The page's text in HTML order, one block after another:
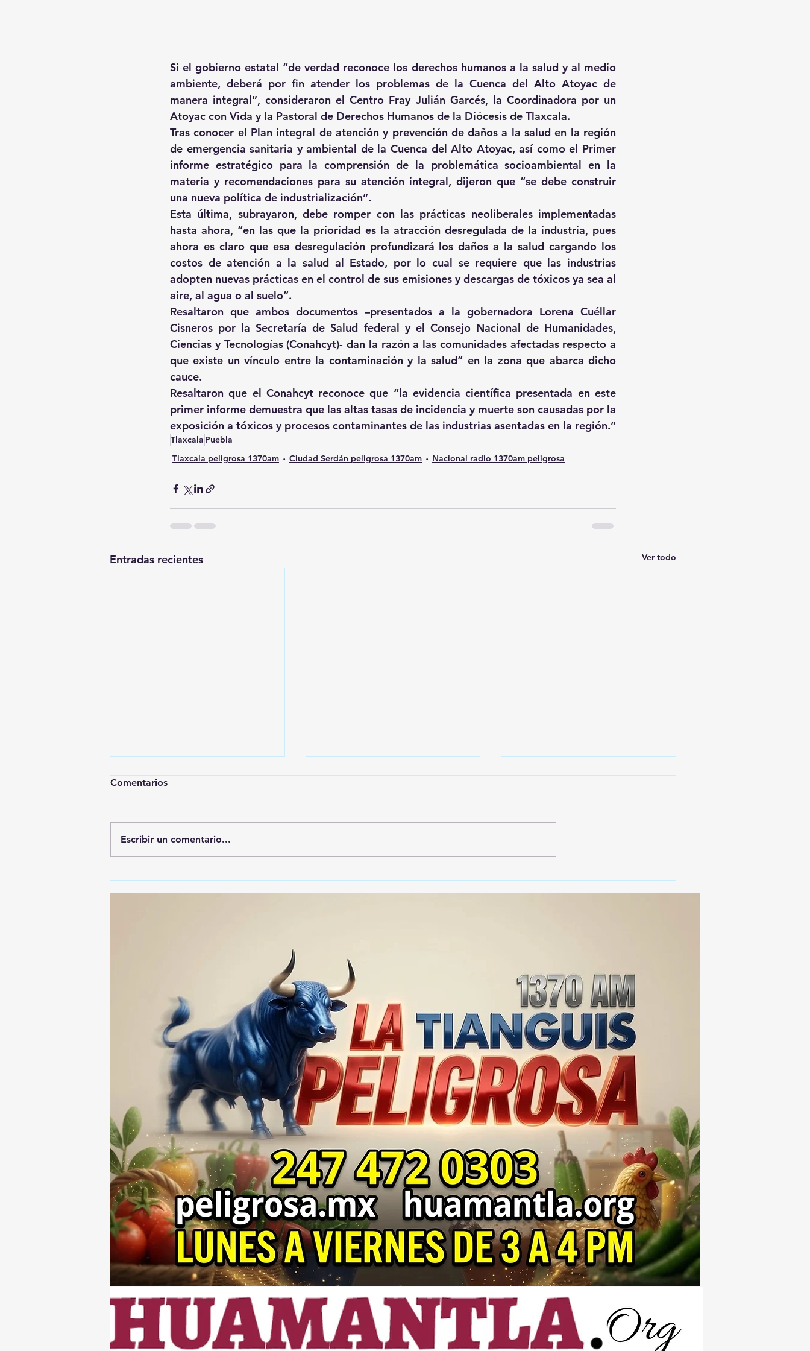
Si el gobierno estatal “de verdad reconoce los derechos humanos a la salud y al medio
ambiente, deberá por fin atender los problemas de la Cuenca del Alto Atoyac de
manera integral”, consideraron el Centro Fray Julián Garcés, la Coordinadora por un
Atoyac con Vida y la Pastoral de Derechos Humanos de la Diócesis de Tlaxcala.
Tras conocer el Plan integral de atención y prevención de daños a la salud en la región
de emergencia sanitaria y ambiental de la Cuenca del Alto Atoyac, así como el Primer
informe estratégico para la comprensión de la problemática socioambiental en la
materia y recomendaciones para su atención integral, dijeron que “se debe construir
una nueva política de industrialización”.
Esta última, subrayaron, debe romper con las prácticas neoliberales implementadas
hasta ahora, “en las que la prioridad es la atracción desregulada de la industria, pues
ahora es claro que esa desregulación profundizará los daños a la salud cargando los
costos de atención a la salud al Estado, por lo cual se requiere que las industrias
adopten nuevas prácticas en el control de sus emisiones y descargas de tóxicos ya sea al
aire, al agua o al suelo”.
Resaltaron que ambos documentos –presentados a la gobernadora Lorena Cuéllar
Cisneros por la Secretaría de Salud federal y el Consejo Nacional de Humanidades,
Ciencias y Tecnologías (Conahcyt)- dan la razón a las comunidades afectadas respecto a
que existe un vínculo entre la contaminación y la salud” en la zona que abarca dicho
cauce.
Resaltaron que el Conahcyt reconoce que “la evidencia científica presentada en este
primer informe demuestra que las altas tasas de incidencia y muerte son causadas por la
exposición a tóxicos y procesos contaminantes de las industrias asentadas en la región.”
Tlaxcala Puebla
Tlaxcala peligrosa 1370am
Ciudad Serdán peligrosa 1370am Nacional radio 1370am peligrosa
Entradas recientes Ver todo
A PRESUNTO
GOBIERNO ADMITE QUE
25 MIL DOSIS DE DROGA
Comentarios
Escribir un comentario...